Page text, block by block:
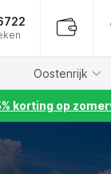
Oostenrijk
korting op